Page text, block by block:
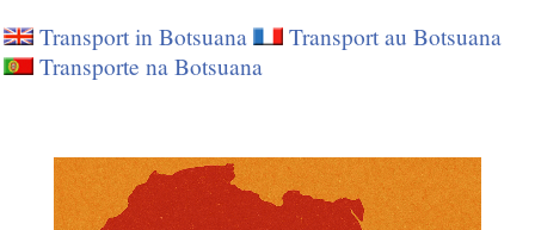
Transport in Botsuana
Transport au Botsuana
Transporte na Botsuana